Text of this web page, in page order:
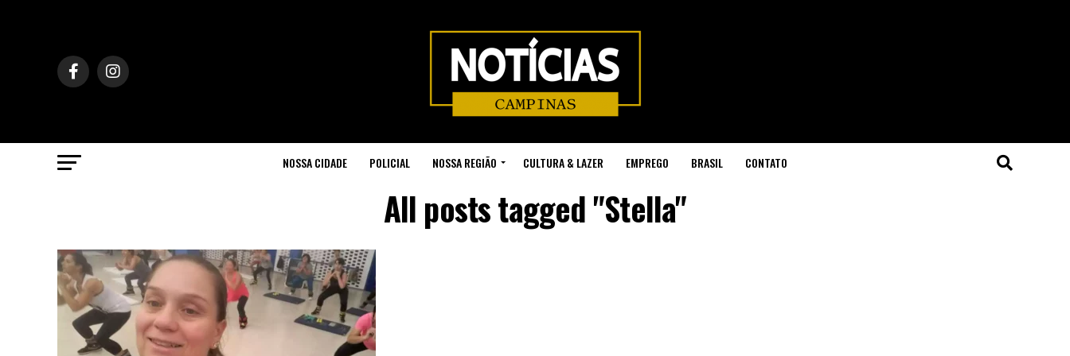
NOSSA CIDADE POLICIAL NOSSA REGIÃO CULTURA & LAZER EMPREGO BRASIL CONTATO
All posts tagged "Stella"